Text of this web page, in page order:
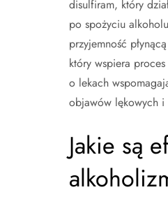
disulfiram, który
po spożyciu
przyjemność
który wspiera
o lekach
objawów lękowych i
Jakie są